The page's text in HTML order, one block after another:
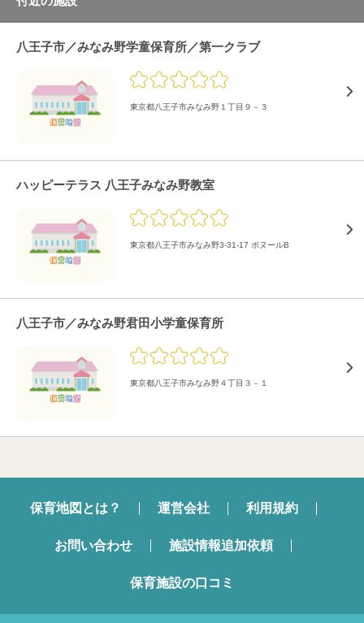
八王子市／みなみ野学童保育所／第一クラブ
東京都八王子市みなみ野１丁目９－３
ハッピーテラス 八王子みなみ野教室
東京都八王子市みなみ野3-31-17 ボヌールB
八王子市／みなみ野君田小学童保育所
東京都八王子市みなみ野４丁目３－１
保育地図とは？ 運営会社 利用規約
お問い合わせ 施設情報追加依頼
保育施設の口コミ